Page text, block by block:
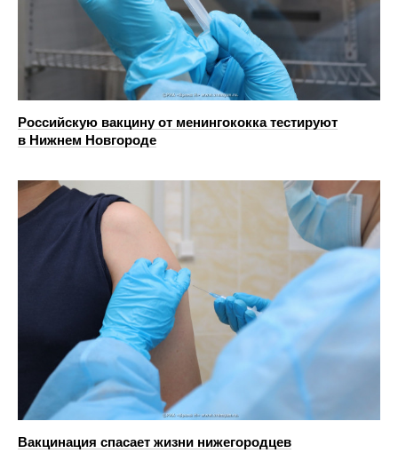
Российскую вакцину от менингококка тестируют
в Нижнем Новгороде
Вакцинация спасает жизни нижегородцев